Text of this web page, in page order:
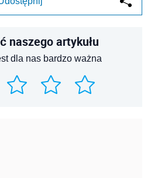
naszego artykułu
dla nas bardzo ważna